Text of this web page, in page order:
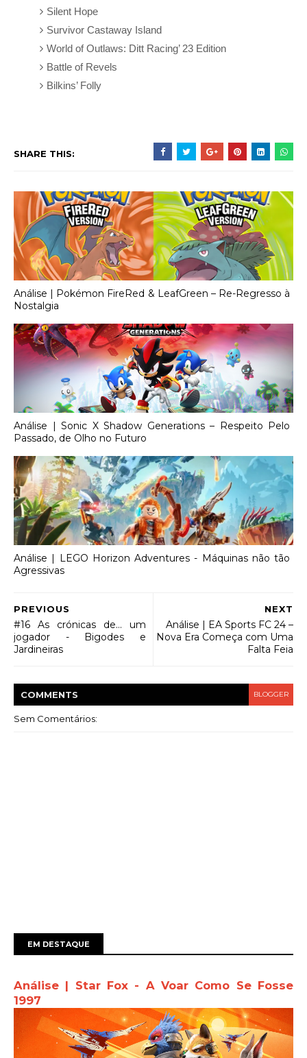
Silent Hope
Survivor Castaway Island
World of Outlaws: Ditt Racing’ 23 Edition
Battle of Revels
Bilkins’ Folly
SHARE THIS:
Análise | Pokémon FireRed & LeafGreen – Re-Regresso à
Nostalgia
Análise | Sonic X Shadow Generations – Respeito Pelo
Passado, de Olho no Futuro
Análise | LEGO Horizon Adventures - Máquinas não tão
Agressivas
NEXT
Análise | EA Sports FC 24 –
Nova Era Começa com Uma
Falta Feia
PREVIOUS
#16 As crónicas de... um
jogador - Bigodes e
Jardineiras
COMMENTS BLOGGER
Sem Comentários:
EM DESTAQUE
Análise | Star Fox - A Voar Como Se Fosse
1997